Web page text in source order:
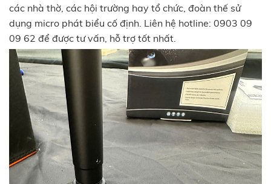
các nhà thờ, các hội trường hay tổ chức, đoàn thế sử
dụng micro phát biểu cố định. Liên hệ hotline: 0903 09
09 62 để được tư vấn, hỗ trợ tốt nhất.